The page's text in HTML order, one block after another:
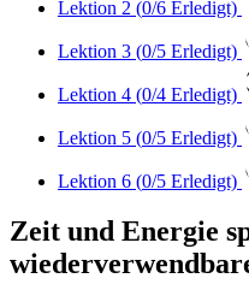
Lektion 2 (0/6 Erledigt)
Lektion 3 (0/5 Erledigt)
Lektion 4 (0/4 Erledigt)
Lektion 5 (0/5 Erledigt)
Lektion 6 (0/5 Erledigt)
Zeit und Energie